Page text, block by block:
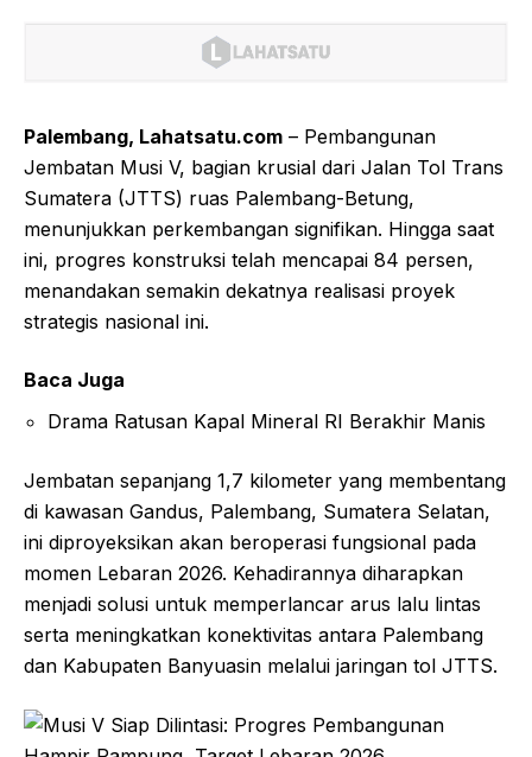
Palembang, Lahatsatu.com – Pembangunan
Jembatan Musi V, bagian krusial dari Jalan Tol Trans
Sumatera (JTTS) ruas Palembang-Betung,
menunjukkan perkembangan signifikan. Hingga saat
ini, progres konstruksi telah mencapai 84 persen,
menandakan semakin dekatnya realisasi proyek
strategis nasional ini.
Baca Juga
Drama Ratusan Kapal Mineral RI Berakhir Manis
Jembatan sepanjang 1,7 kilometer yang membentang
di kawasan Gandus, Palembang, Sumatera Selatan,
ini diproyeksikan akan beroperasi fungsional pada
momen Lebaran 2026. Kehadirannya diharapkan
menjadi solusi untuk memperlancar arus lalu lintas
serta meningkatkan konektivitas antara Palembang
dan Kabupaten Banyuasin melalui jaringan tol JTTS.